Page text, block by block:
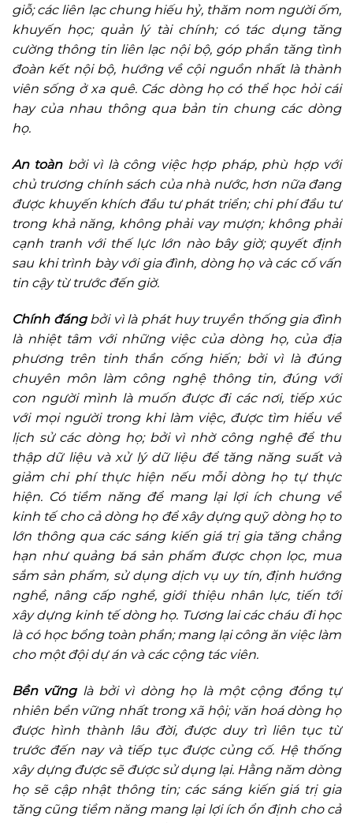
giỗ; các liên lạc chung hiếu hỷ, thăm nom người ốm,
khuyến học; quản lý tài chính; có tác dụng tăng
cường thông tin liên lạc nội bộ, góp phần tăng tình
đoàn kết nội bộ, hướng về cội nguồn nhất là thành
viên sống ở xa quê. Các dòng họ có thể học hỏi cái
hay của nhau thông qua bản tin chung các dòng
họ.
An toànbởi vì là công việc hợp pháp, phù hợp với
chủ trương chính sách của nhà nước, hơn nữa đang
được khuyến khích đầu tư phát triển; chi phí đầu tư
trong khả năng, không phải vay mượn; không phải
cạnh tranh với thế lực lớn nào bây giờ; quyết định
sau khi trình bày với gia đình, dòng họ và các cố vấn
tin cậy từ trước đến giờ.
Chính đángbởi vì là phát huy truyền thống gia đình
là nhiệt tâm với những việc của dòng họ, của địa
phương trên tinh thần cống hiến; bởi vì là đúng
chuyên môn làm công nghệ thông tin, đúng với
con người mình là muốn được đi các nơi, tiếp xúc
với mọi người trong khi làm việc, được tìm hiểu về
lịch sử các dòng họ; bởi vì nhờ công nghệ để thu
thập dữ liệu và xử lý dữ liệu để tăng năng suất và
giảm chi phí thực hiện nếu mỗi dòng họ tự thực
hiện. Có tiềm năng để mang lại lợi ích chung về
kinh tế cho cả dòng họ để xây dựng quỹ dòng họ to
lớn thông qua các sáng kiến giá trị gia tăng chẳng
hạn như quảng bá sản phẩm được chọn lọc, mua
sắm sản phẩm, sử dụng dịch vụ uy tín, định hướng
nghề, nâng cấp nghề, giới thiệu nhân lực, tiến tới
xây dựng kinh tế dòng họ. Tương lai các cháu đi học
là có học bổng toàn phần; mang lại công ăn việc làm
cho một đội dự án và các cộng tác viên.
Bền vững là bởi vì dòng họ là một cộng đồng tự
nhiên bền vững nhất trong xã hội; văn hoá dòng họ
được hình thành lâu đời, được duy trì liên tục từ
trước đến nay và tiếp tục được củng cố. Hệ thống
xây dựng được sẽ được sử dụng lại. Hằng năm dòng
họ sẽ cập nhật thông tin; các sáng kiến giá trị gia
tăng cũng tiềm năng mang lại lợi ích ổn định cho cả